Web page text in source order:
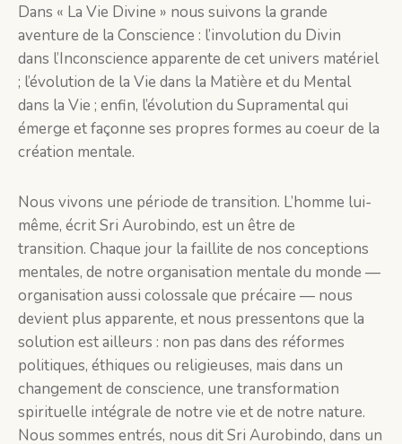
Dans « La Vie Divine » nous suivons la grande
aventure de la Conscience : l’involution du Divin
dans l’Inconscience apparente de cet univers matériel
; l’évolution de la Vie dans la Matière et du Mental
dans la Vie ; enfin, l’évolution du Supramental qui
émerge et façonne ses propres formes au coeur de la
création mentale.
Nous vivons une période de transition. L’homme lui-
même, écrit Sri Aurobindo, est un être de
transition. Chaque jour la faillite de nos conceptions
mentales, de notre organisation mentale du monde —
organisation aussi colossale que précaire — nous
devient plus apparente, et nous pressentons que la
solution est ailleurs : non pas dans des réformes
politiques, éthiques ou religieuses, mais dans un
changement de conscience, une transformation
spirituelle intégrale de notre vie et de notre nature.
Nous sommes entrés, nous dit Sri Aurobindo, dans un